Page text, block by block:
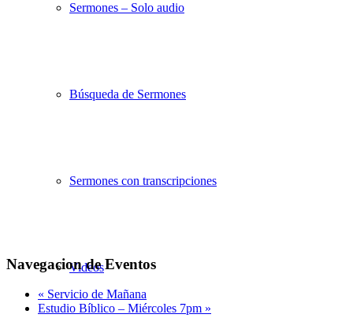
Sermones – Solo audio
Búsqueda de Sermones
Sermones con transcripciones
Videos
Navegacion de Eventos
« Servicio de Mañana
Estudio Bíblico – Miércoles 7pm »